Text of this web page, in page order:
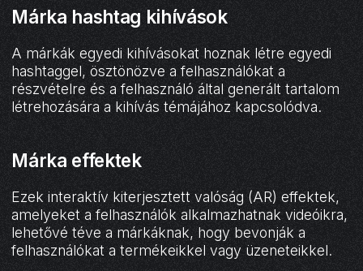
Márka hashtag kihívások
A márkák egyedi kihívásokat hoznak létre egyedi
hashtaggel, ösztönözve a felhasználókat a
részvételre és a felhasználó által generált tartalom
létrehozására a kihívás témájához kapcsolódva.
Márka effektek
Ezek interaktív kiterjesztett valóság (AR) effektek,
amelyeket a felhasználók alkalmazhatnak videóikra,
lehetővé téve a márkáknak, hogy bevonják a
felhasználókat a termékeikkel vagy üzeneteikkel.